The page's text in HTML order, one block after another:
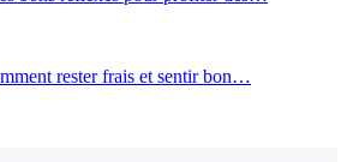
rester frais et sentir bon…